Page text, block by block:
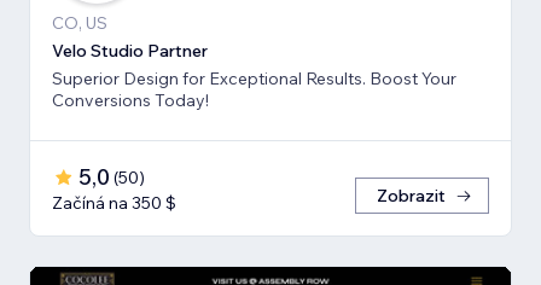
CO, US
Velo Studio Partner
Superior Design for Exceptional Results. Boost Your
Conversions Today!
5,0 (50)
Začíná na 350 $
Zobrazit